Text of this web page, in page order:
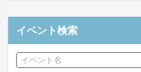
イベント検索